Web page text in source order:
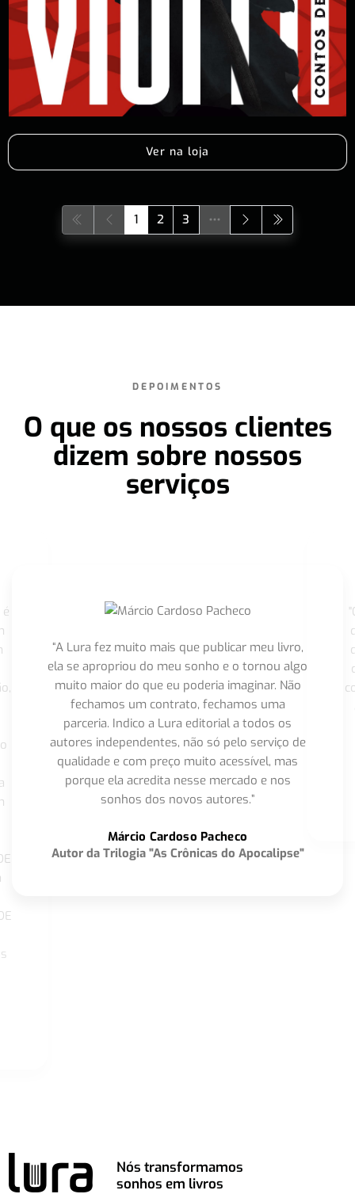
Ver na loja
1 2 3
DEPOIMENTOS
O que os nossos clientes
dizem sobre nossos
serviços
“A Lura fez muito mais que publicar meu livro,
ela se apropriou do meu sonho e o tornou algo
muito maior do que eu poderia imaginar. Não
fechamos um contrato, fechamos uma
parceria. Indico a Lura editorial a todos os
autores independentes, não só pelo serviço de
qualidade e com preço muito acessível, mas
porque ela acredita nesse mercado e nos
sonhos dos novos autores.”
Márcio Cardoso Pacheco
Autor da Trilogia "As Crônicas do Apocalipse"
Nós transformamos
sonhos em livros